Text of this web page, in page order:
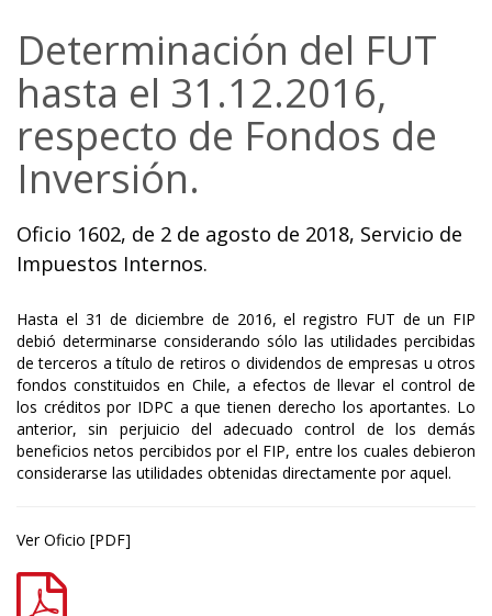
Determinación del FUT
hasta el 31.12.2016,
respecto de Fondos de
Inversión.
Oficio 1602, de 2 de agosto de 2018, Servicio de
Impuestos Internos.
Hasta el 31 de diciembre de 2016, el registro FUT de un FIP
debió determinarse considerando sólo las utilidades percibidas
de terceros a título de retiros o dividendos de empresas u otros
fondos constituidos en Chile, a efectos de llevar el control de
los créditos por IDPC a que tienen derecho los aportantes. Lo
anterior, sin perjuicio del adecuado control de los demás
beneficios netos percibidos por el FIP, entre los cuales debieron
considerarse las utilidades obtenidas directamente por aquel.
Ver Oficio [PDF]